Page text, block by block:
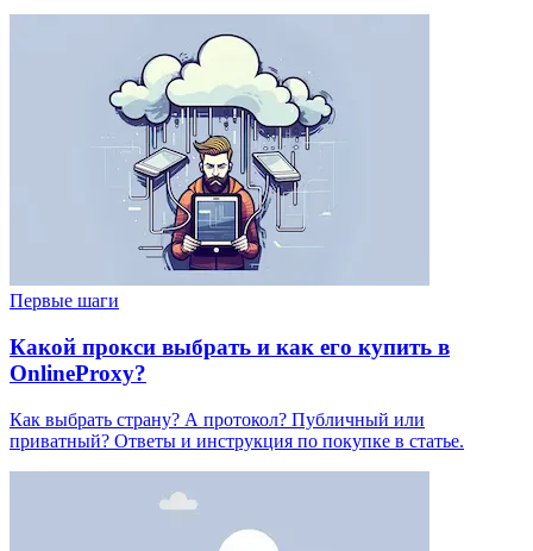
Первые шаги
Какой прокси выбрать и как его купить в
OnlineProxy?
Как выбрать страну? А протокол? Публичный или
приватный? Ответы и инструкция по покупке в статье.